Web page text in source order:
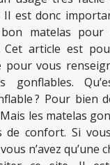
est donc
matelas
Cet article est
pour vous
gonflables.
? Pour bien
les matelas
confort. Si
n’avez qu’une